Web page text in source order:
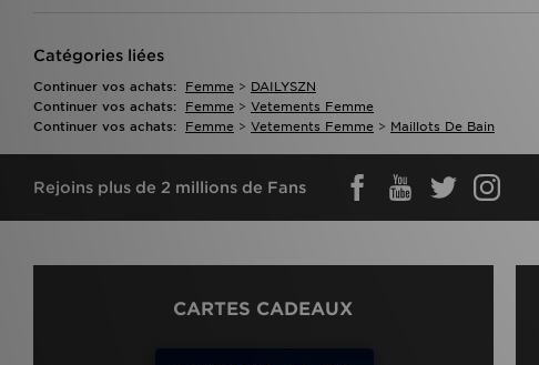
Catégories liées
Continuer vos achats: Femme > DAILYSZN
Continuer vos achats:
Femme > Vetements Femme
Continuer vos achats:
Femme > Vetements Femme > Maillots De Bain
Rejoins plus de 2 millions de Fans
CARTES CADEAUX